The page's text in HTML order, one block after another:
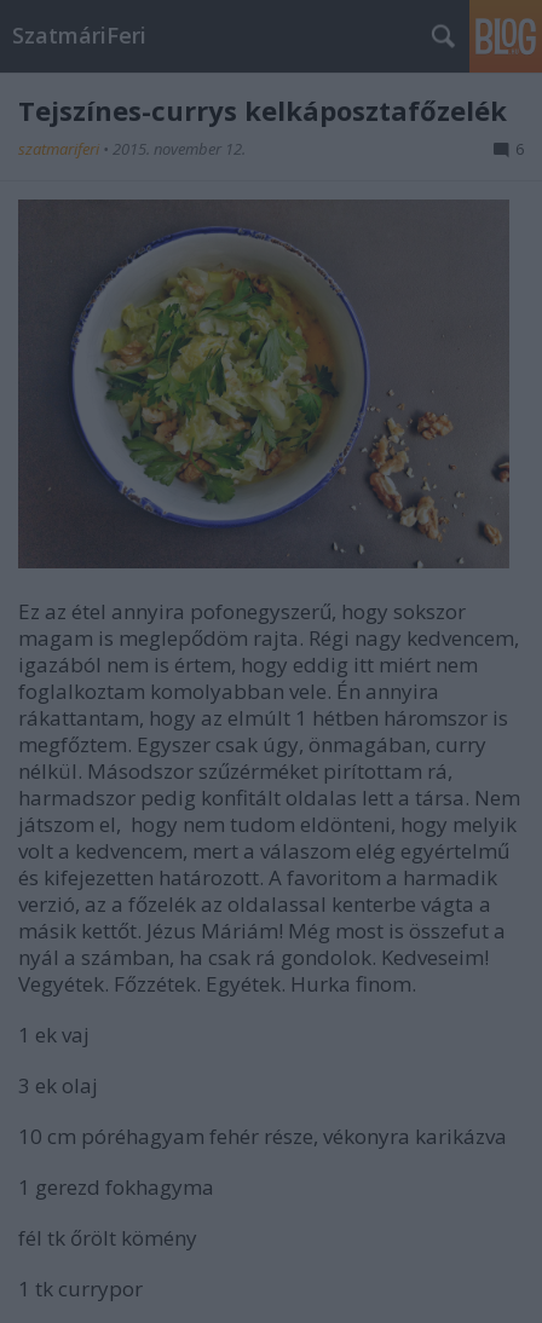
SzatmáriFeri
Tejszínes-currys kelkáposztafőzelék
szatmariferi • 2015. november 12. 6
Ez az étel annyira pofonegyszerű, hogy sokszor
magam is meglepődöm rajta. Régi nagy kedvencem,
igazából nem is értem, hogy eddig itt miért nem
foglalkoztam komolyabban vele. Én annyira
rákattantam, hogy az elmúlt 1 hétben háromszor is
megfőztem. Egyszer csak úgy, önmagában, curry
nélkül. Másodszor szűzérméket pirítottam rá,
harmadszor pedig konfitált oldalas lett a társa. Nem
játszom el, hogy nem tudom eldönteni, hogy melyik
volt a kedvencem, mert a válaszom elég egyértelmű
és kifejezetten határozott. A favoritom a harmadik
verzió, az a főzelék az oldalassal kenterbe vágta a
másik kettőt. Jézus Máriám! Még most is összefut a
nyál a számban, ha csak rá gondolok. Kedveseim!
Vegyétek. Főzzétek. Egyétek. Hurka finom.
1 ek vaj
3 ek olaj
10 cm póréhagyam fehér része, vékonyra karikázva
1 gerezd fokhagyma
fél tk őrölt kömény
1 tk currypor